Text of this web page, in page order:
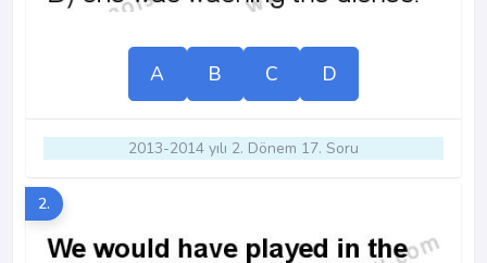
A B C D
2013-2014 yılı 2. Dönem 17. Soru
2.